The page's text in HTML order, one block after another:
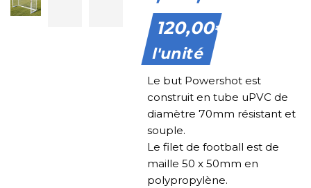
120,00€
l'unité
Le but Powershot est
construit en tube uPVC de
diamètre 70mm résistant et
souple.
Le filet de football est de
maille 50 x 50mm en
polypropylène.